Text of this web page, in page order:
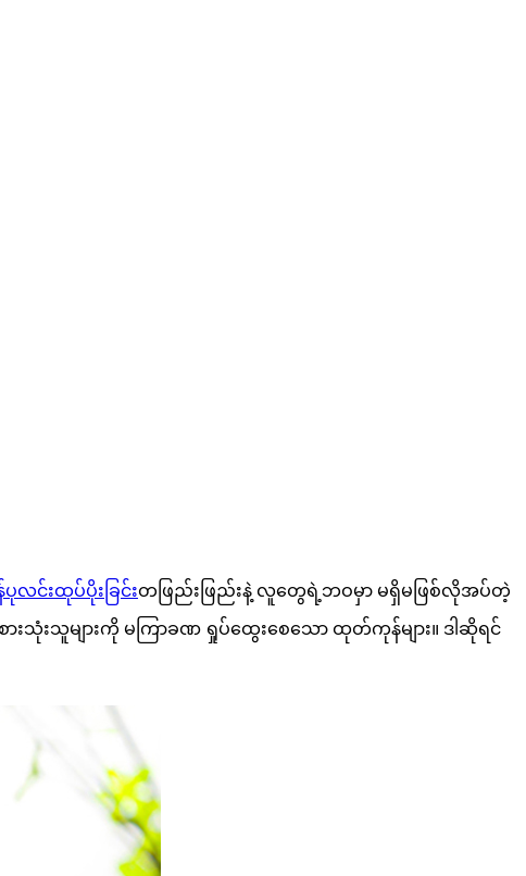
ပုလင်းထုပ်ပိုးခြင်းတဖြည်းဖြည်းနဲ့ လူတွေရဲ့ဘဝမှာ မရှိမဖြစ်လိုအပ်တဲ့
ားသုံးသူများကို မကြာခဏ ရှုပ်ထွေးစေသော ထုတ်ကုန်များ။ ဒါဆိုရင်